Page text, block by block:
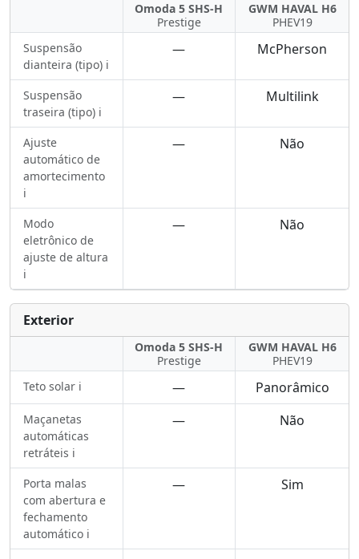
Omoda 5 SHS-H
Prestige
GWM HAVAL H6
PHEV19
Suspensão
dianteira (tipo) ℹ️
— McPherson
Suspensão
traseira (tipo) ℹ️
— Multilink
Ajuste
automático de
amortecimento
ℹ️
— Não
Modo
eletrônico de
ajuste de altura
ℹ️
— Não
Exterior
Omoda 5 SHS-H
Prestige
GWM HAVAL H6
PHEV19
Teto solar ℹ️
— Panorâmico
Maçanetas
automáticas
retráteis ℹ️
— Não
Porta malas
com abertura e
fechamento
automático ℹ️
— Sim